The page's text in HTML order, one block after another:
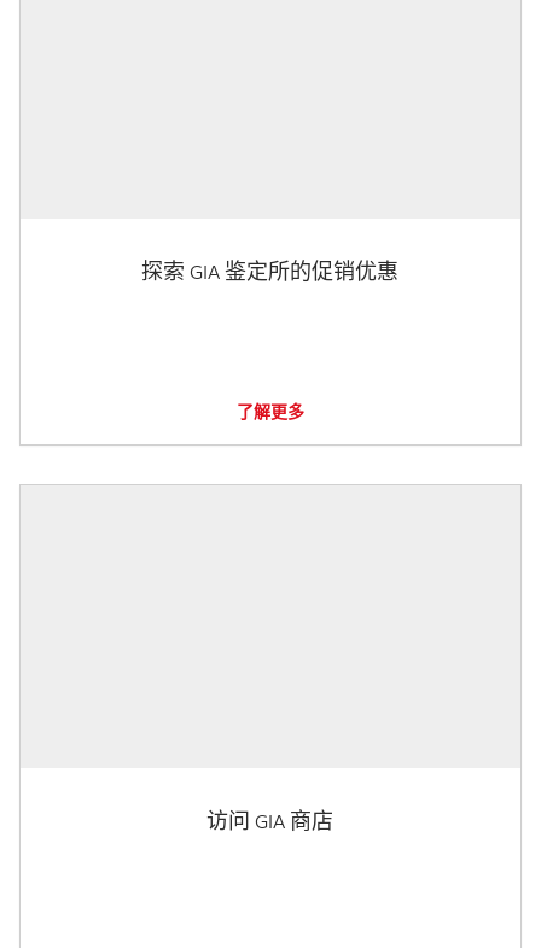
探索 GIA 鉴定所的促销优惠
了解更多
访问 GIA 商店